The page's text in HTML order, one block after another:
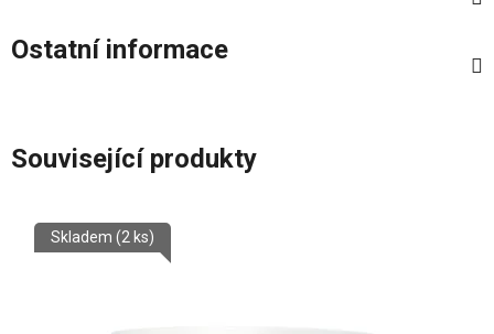
Ostatní informace
Související produkty
Skladem (2 ks)